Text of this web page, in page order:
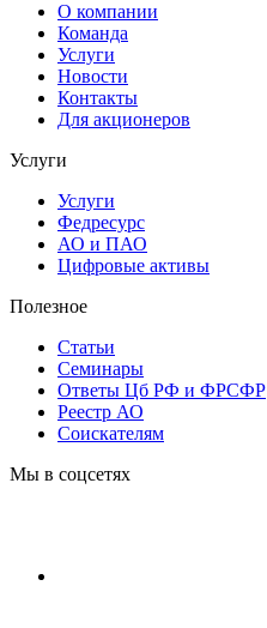
О компании
Команда
Услуги
Новости
Контакты
Для акционеров
Услуги
Услуги
Федресурс
АО и ПАО
Цифровые активы
Полезное
Статьи
Cеминары
Ответы Цб РФ и ФРСФР
Реестр АО
Соискателям
Мы в соцсетях